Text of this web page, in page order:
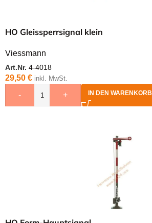
HO Gleissperrsignal klein
Viessmann
Art.Nr. 4-4018
29,50 € inkl. MwSt.
- + IN DEN WARENKORB